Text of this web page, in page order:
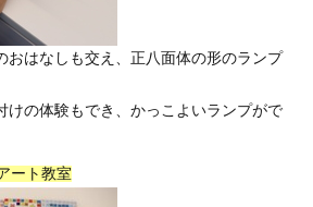
おはなしも交え、正八面体の形のランプ
けの体験もでき、かっこよいランプがで
ート教室